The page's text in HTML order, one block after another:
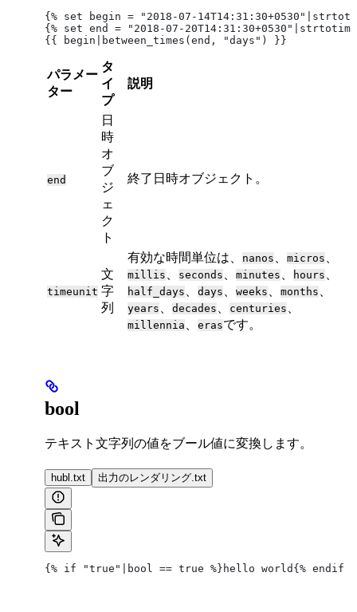
{% set begin = "2018-07-
{% set end = "2018-07-
{{ begin|between_times(end, "days") }}
パラメー
ター
タ
イ
プ
説明
end
日
時
オ
ブ
ジ
ェ
ク
ト
終了日時オブジェクト。
timeunit
文
字
列
有効な時間単位は、 nanos micros
millis seconds minutes hours
half_days days weeks months
years decades centuries
millennia erasです。
bool
テキスト文字列の値をブール値に変換します。
hubl.txt 出力のレンダリング.txt
{% if "true"|bool == true %}hello world{% endif